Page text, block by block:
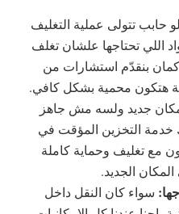
لو حابب تتولى عملية التغليف
اللي تحتاجها علشان تغلف
بنقدّم استشارات من
هتكون محمية بشكل كافي.
جديد ولسه مش جاهز
خدمة التخزين المؤقت في
مع تغليف وحماية كاملة
الجديد.
سواء كان النقل داخل